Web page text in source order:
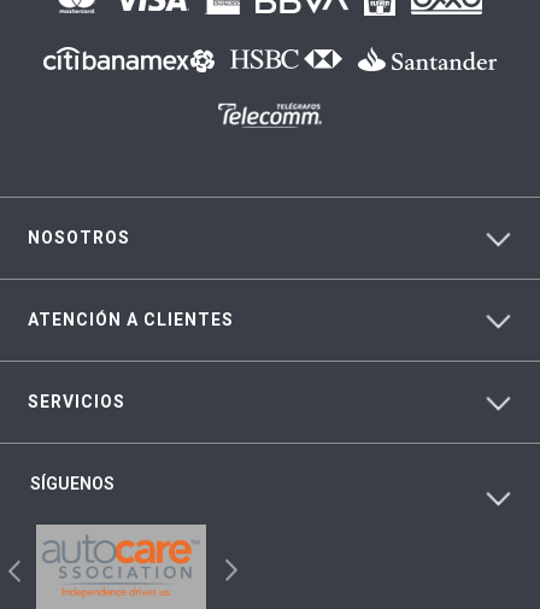
NOSOTROS
ATENCIÓN A CLIENTES
SERVICIOS
SÍGUENOS